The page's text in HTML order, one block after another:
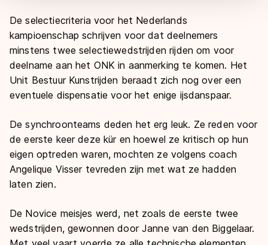
De selectiecriteria voor het Nederlands
kampioenschap schrijven voor dat deelnemers
minstens twee selectiewedstrijden rijden om voor
deelname aan het ONK in aanmerking te komen. Het
Unit Bestuur Kunstrijden beraadt zich nog over een
eventuele dispensatie voor het enige ijsdanspaar.
De synchroonteams deden het erg leuk. Ze reden voor
de eerste keer deze kür en hoewel ze kritisch op hun
eigen optreden waren, mochten ze volgens coach
Angelique Visser tevreden zijn met wat ze hadden
laten zien.
De Novice meisjes werd, net zoals de eerste twee
wedstrijden, gewonnen door Janne van den Biggelaar.